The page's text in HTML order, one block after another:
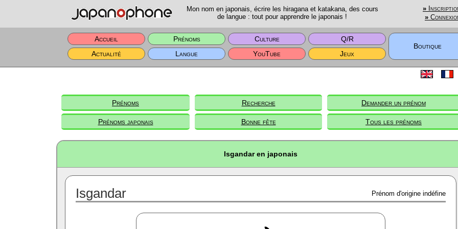
Mon nom en japonais, écrire les hiragana et katakana, des cours
de langue : tout pour apprendre le japonais !
»
»
Accueil Prénoms Culture
Q/R
Boutique
Actualité
Langue YouTube Jeux
Prénoms Recherche Demander un prénom
Prénoms japonais Bonne fête Tous les prénoms
Isgandar en japonais
Isgandar Prénom d'origine indéfine